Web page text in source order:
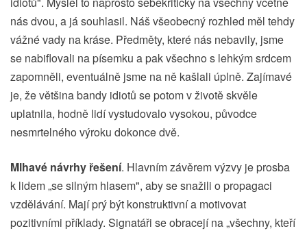
nás dvou, a já souhlasil. Náš všeobecný rozhled měl tehdy
vážné vady na kráse. Předměty, které nás nebavily, jsme
se nabiflovali na písemku a pak všechno s lehkým srdcem
zapomněli, eventuálně jsme na ně kašlali úplně. Zajímavé
je, že většina bandy idiotů se potom v životě skvěle
uplatnila, hodně lidí vystudovalo vysokou, původce
nesmrtelného výroku dokonce dvě.
Mlhavé návrhy řešení. Hlavním závěrem výzvy je prosba
k lidem „se silným hlasem", aby se snažili o propagaci
vzdělávání. Mají prý být konstruktivní a motivovat
pozitivními příklady. Signatáři se obracejí na „všechny, kteří